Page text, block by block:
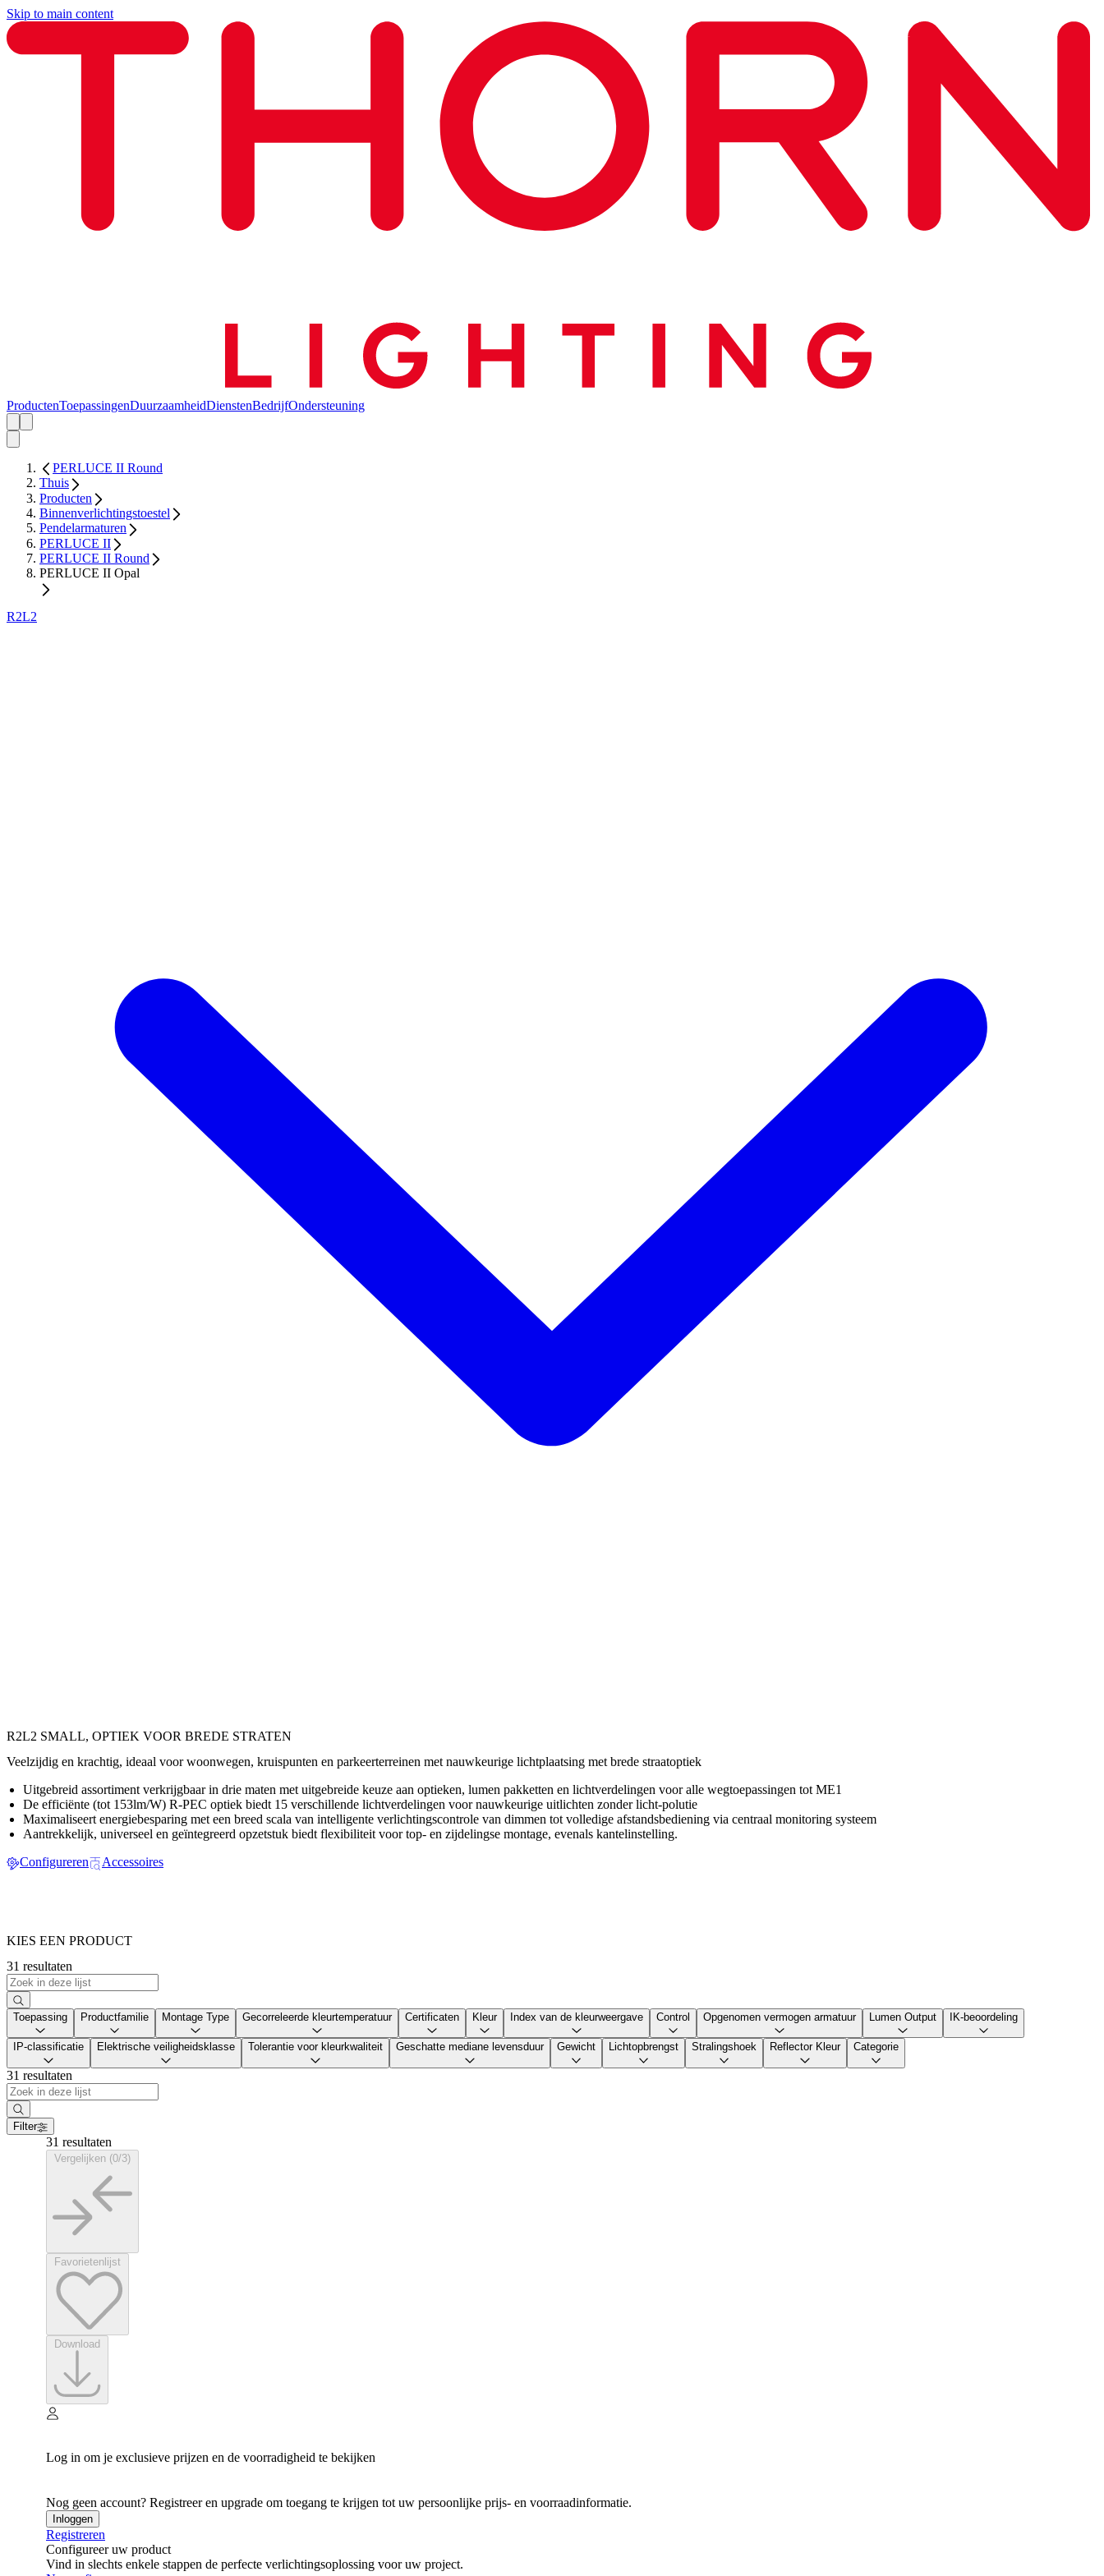
Skip to main content
ProductenToepassingenDuurzaamheidDienstenBedrijfOndersteuning
PERLUCE II Round
Thuis
Producten
Binnenverlichtingstoestel
Pendelarmaturen
PERLUCE II
PERLUCE II Round
PERLUCE II Opal
R2L2
R2L2 SMALL, OPTIEK VOOR BREDE STRATEN
Veelzijdig en krachtig, ideaal voor woonwegen, kruispunten en parkeerterreinen met nauwkeurige lichtplaatsing met brede straatoptiek
Uitgebreid assortiment verkrijgbaar in drie maten met uitgebreide keuze aan optieken, lumen pakketten en lichtverdelingen voor alle wegtoepassingen tot ME1
De efficiënte (tot 153lm/W) R-PEC optiek biedt 15 verschillende lichtverdelingen voor nauwkeurige uitlichten zonder licht-polutie
Maximaliseert energiebesparing met een breed scala van intelligente verlichtingscontrole van dimmen tot volledige afstandsbediening via centraal monitoring systeem
Aantrekkelijk, universeel en geïntegreerd opzetstuk biedt flexibiliteit voor top- en zijdelingse montage, evenals kantelinstelling.
Configureren
Accessoires
KIES EEN PRODUCT
31 resultaten
Toepassing Productfamilie Montage Type Gecorreleerde kleurtemperatuur Certificaten Kleur Index van de kleurweergave Control Opgenomen vermogen armatuur Lumen Output IK-beoordeling
IP-classificatie Elektrische veiligheidsklasse Tolerantie voor kleurkwaliteit Geschatte mediane levensduur Gewicht Lichtopbrengst Stralingshoek Reflector Kleur Categorie
31 resultaten
Filter
31 resultaten
Log in om je exclusieve prijzen en de voorradigheid te bekijken
Nog geen account? Registreer en upgrade om toegang te krijgen tot uw persoonlijke prijs- en voorraadinformatie.
Inloggen
Registreren
Configureer uw product
Vind in slechts enkele stappen de perfecte verlichtingsoplossing voor uw project.